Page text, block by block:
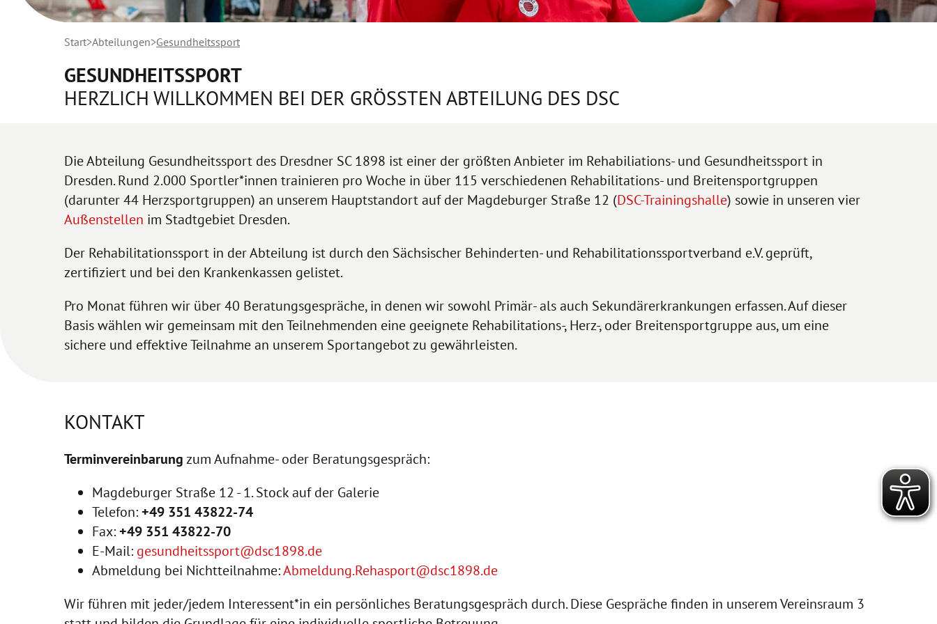
Start Abteilungen Gesundheitssport
GESUNDHEITSSPORT
HERZLICH WILLKOMMEN BEI DER GRÖSSTEN ABTEILUNG DES DSC
Die Abteilung Gesundheitssport des Dresdner SC 1898 ist einer der größten Anbieter im Rehabiliations- und Gesundheitssport in
Dresden. Rund 2.000 Sportler*innen trainieren pro Woche in über 115 verschiedenen Rehabilitations- und Breitensportgruppen
(darunter 44 Herzsportgruppen) an unserem Hauptstandort auf der Magdeburger Straße 12 (DSC-Trainingshalle) sowie in unseren vier
Außenstellen im Stadtgebiet Dresden.
Der Rehabilitationssport in der Abteilung ist durch den Sächsischer Behinderten- und Rehabilitationssportverband e.V. geprüft,
zertifiziert und bei den Krankenkassen gelistet.
Pro Monat führen wir über 40 Beratungsgespräche, in denen wir sowohl Primär- als auch Sekundärerkrankungen erfassen. Auf dieser
Basis wählen wir gemeinsam mit den Teilnehmenden eine geeignete Rehabilitations-, Herz-, oder Breitensportgruppe aus, um eine
sichere und effektive Teilnahme an unserem Sportangebot zu gewährleisten.
KONTAKT
Terminvereinbarungzum Aufnahme- oder Beratungsgespräch:
Magdeburger Straße 12 - 1. Stock auf der Galerie
Telefon:+49 351 43822-74
Fax:+49 351 43822-70
E-Mail: gesundheitssport@dsc1898.de
Abmeldung bei Nichtteilnahme:Abmeldung.Rehasport@dsc1898.de
Wir führen mit jeder/jedem Interessent*in ein persönliches Beratungsgespräch durch. Diese Gespräche finden in unserem Vereinsraum 3